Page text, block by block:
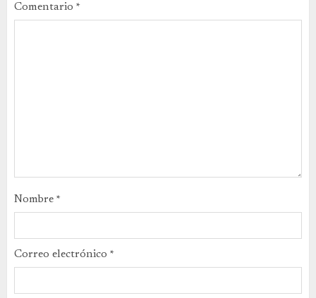
Comentario *
Nombre *
Correo electrónico *